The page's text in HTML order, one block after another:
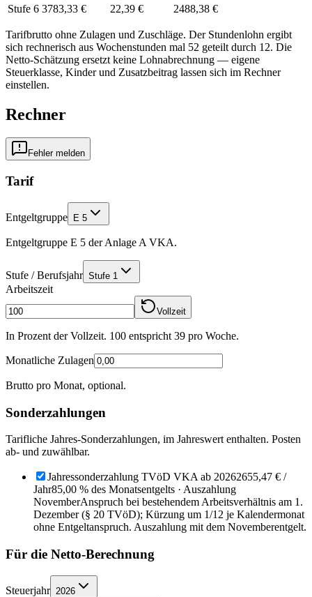
Stufe 6 3783,33 € 22,39 € 2488,38 €
Tarifbrutto ohne Zulagen und Zuschläge. Der Stundenlohn ergibt
sich rechnerisch aus Wochenstunden mal 52 geteilt durch 12. Die
Netto-Schätzung ersetzt keine Lohnabrechnung — eigene
Steuerklasse, Kinder und Zusatzbeitrag lassen sich im Rechner
einstellen.
Rechner
Fehler melden
Tarif
Entgeltgruppe E 5
Entgeltgruppe E 5 der Anlage A VKA.
Stufe / Berufsjahr Stufe 1
Arbeitszeit
Vollzeit
In Prozent der Vollzeit. 100 entspricht 39 pro Woche.
Monatliche Zulagen
Brutto pro Monat, optional.
Sonderzahlungen
Tarifliche Jahres-Sonderzahlungen, im Jahreswert enthalten. Posten
ab- und zuwählbar.
Jahressonderzahlung TVöD VKA ab 20262655,47 € /
Jahr85,00 % des Monatsentgelts · Auszahlung
NovemberAnspruch bei bestehendem Arbeitsverhältnis am 1.
Dezember (§ 20 TVöD); Kürzung um 1/12 je Kalendermonat
ohne Entgeltanspruch. Auszahlung mit dem Novemberentgelt.
Für die Netto-Berechnung
Steuerjahr 2026